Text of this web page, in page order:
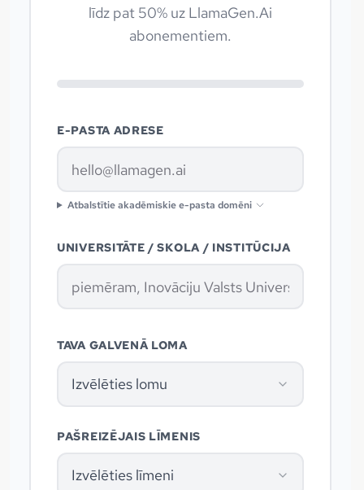
līdz pat 50% uz LlamaGen.Ai
abonementiem.
E-PASTA ADRESE
Atbalstītie akadēmiskie e-pasta domēni
UNIVERSITĀTE / SKOLA / INSTITŪCIJA
TAVA GALVENĀ LOMA
Izvēlēties lomu
PAŠREIZĒJAIS LĪMENIS
Izvēlēties līmeni